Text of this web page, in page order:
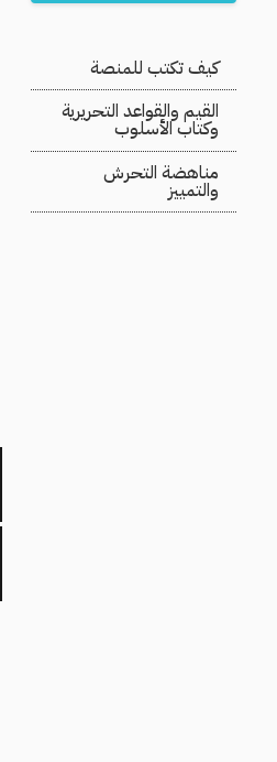
Secondary
Navigation
كيف تكتب للمنصة
القيم والقواعد التحريرية
وكتاب الأسلوب
مناهضة التحرش
والتمييز